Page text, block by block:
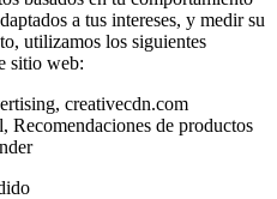
a tus intereses, y medir su
utilizamos los siguientes
sitio web:
creativecdn.com
de productos